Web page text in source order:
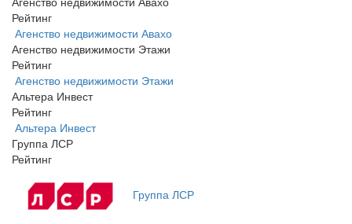
Рейтинг
Агенство недвижимости Авахо
Агенство недвижимости Этажи
Рейтинг
Агенство недвижимости Этажи
Альтера Инвест
Рейтинг
Альтера Инвест
Группа ЛСР
Рейтинг
Группа ЛСР